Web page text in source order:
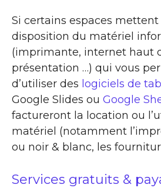
Si certains espaces
disposition du matériel
(imprimante, internet haut
présentation …) qui vous
d’utiliser des logiciels de
Google Slides ou Google
factureront la location ou
matériel (notamment
ou noir & blanc, les
Services gratuits &